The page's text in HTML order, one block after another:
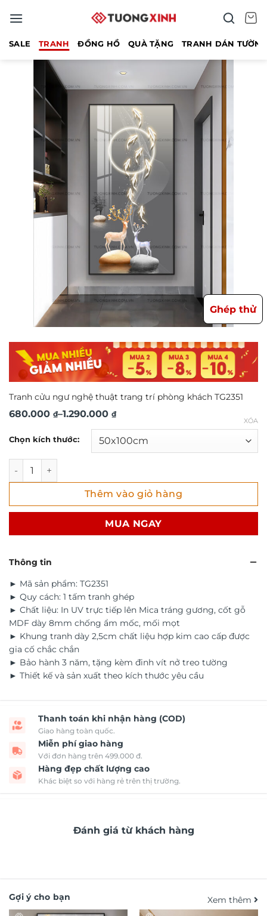
qua
SALE TRANH ĐỒNG HỒ QUÀ TẶNG TRANH DÁN
Ghép thử
Tranh cửu ngư nghệ thuật trang trí phòng khách TG2351
680.000 ₫–1.290.000 ₫
Khoảng
680.000 ₫
đến
1.290.000 ₫
Chọn kích thước:
XÓA
Tranh cửu ngư nghệ thuật trang trí phòng khách TG2351
Thêm vào giỏ hàng
MUA NGAY
Thông tin
► Mã sản phẩm: TG2351
► Quy cách: 1 tấm tranh ghép
► Chất liệu: In UV trực tiếp lên Mica tráng gương, cốt gỗ
MDF dày 8mm chống ẩm mốc, mối mọt
► Khung tranh dày 2,5cm chất liệu hợp kim cao cấp được
gia cố chắc chắn
► Bảo hành 3 năm, tặng kèm đinh vít nở treo tường
► Thiết kế và sản xuất theo kích thước yêu cầu
Thanh toán khi nhận hàng (COD)
Giao hàng toàn quốc.
Miễn phí giao hàng
Với đơn hàng trên 499.000 đ.
Hàng đẹp chất lượng cao
Khác biệt so với hàng rẻ trên thị trường.
Đánh giá từ khách hàng
Gợi ý cho bạn Xem thêm